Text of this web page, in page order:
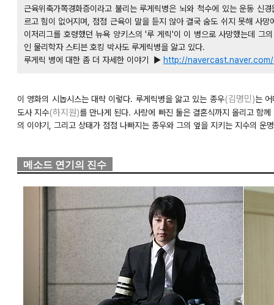
근육위축가쪽경화증이라고 불리는 루게릭병은 뇌와 척수에 있는 운동 신
르고 힘이 없어지며, 점점 근육이 말을 듣지 않아 결국 숨도 쉬지 못해 사
이저리그를 호령했던 뉴욕 양키스의 '루 게릭'이 이 병으로 사망했는데 그
인 물리학자 스티븐 호킹 박사도 루게릭병을 앓고 있다.
루게릭 병에 대한 좀 더 자세한 이야기 ▶ http://
이 영화의 시놉시스는 대략 이렇다. 루게릭병을 앓고 있는 종우(김명민)는 어
도사 지수(하지원)를 만나게 된다. 사랑에 빠진 둘은 결혼식까지 올리고 함
의 이야기, 그리고 상태가 점점 나빠지는 종우와 그의 옆을 지키는 지수의 운
메소드 연기의 진수